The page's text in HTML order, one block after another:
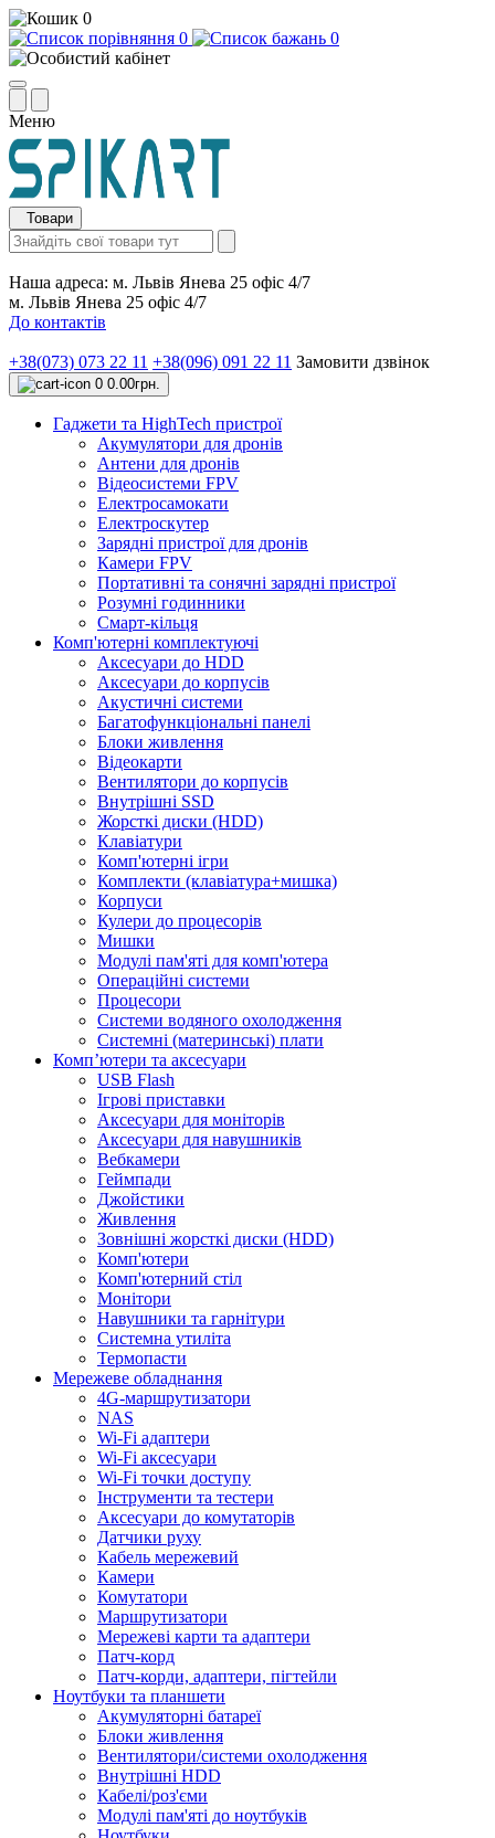
0
0
0
Меню
Товари
Наша адреса: м. Львів Янева 25 офіс 4/7
м. Львів Янева 25 офіс 4/7
До контактів
+38(073) 073 22 11 +38(096) 091 22 11 Замовити дзвінок
0 0.00грн.
Гаджети та HighTech пристрої
Акумулятори для дронів
Антени для дронів
Відеосистеми FPV
Електросамокати
Електроскутер
Зарядні пристрої для дронів
Камери FPV
Портативні та сонячні зарядні пристрої
Розумні годинники
Смарт-кільця
Комп'ютерні комплектуючі
Аксесуари до HDD
Аксесуари до корпусів
Акустичні системи
Багатофункціональні панелі
Блоки живлення
Відеокарти
Вентилятори до корпусів
Внутрішні SSD
Жорсткі диски (HDD)
Клавіатури
Комп'ютерні ігри
Комплекти (клавіатура+мишка)
Корпуси
Кулери до процесорів
Мишки
Модулі пам'яті для комп'ютера
Операційні системи
Процесори
Системи водяного охолодження
Системні (материнські) плати
Компʼютери та аксесуари
USB Flash
Ігрові приставки
Аксесуари для моніторів
Аксесуари для навушників
Вебкамери
Геймпади
Джойстики
Живлення
Зовнішні жорсткі диски (HDD)
Комп'ютери
Комп'ютерний стіл
Монітори
Навушники та гарнітури
Системна утиліта
Термопасти
Мережеве обладнання
4G-маршрутизатори
NAS
Wi-Fi адаптери
Wi-Fi аксесуари
Wi-Fi точки доступу
Інструменти та тестери
Аксесуари до комутаторів
Датчики руху
Кабель мережевий
Камери
Комутатори
Маршрутизатори
Мережеві карти та адаптери
Патч-корд
Патч-корди, адаптери, пігтейли
Ноутбуки та планшети
Акумуляторні батареї
Блоки живлення
Вентилятори/системи охолодження
Внутрішні HDD
Кабелі/роз'єми
Модулі пам'яті до ноутбуків